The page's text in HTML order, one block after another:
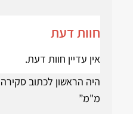
חוות דעת
אין עדיין חוות דעת.
מ"מ”